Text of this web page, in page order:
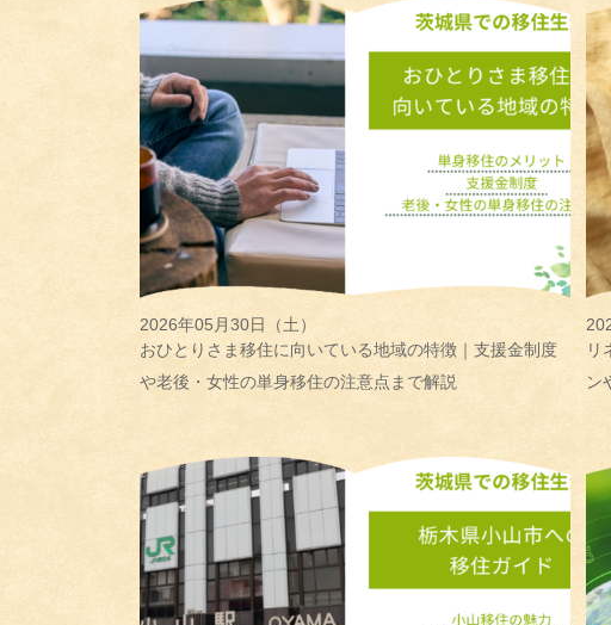
2026年05月30日（土）
おひとりさま移住に向いている地域の特徴｜支援金制度
や老後・女性の単身移住の注意点まで解説
リ
ン